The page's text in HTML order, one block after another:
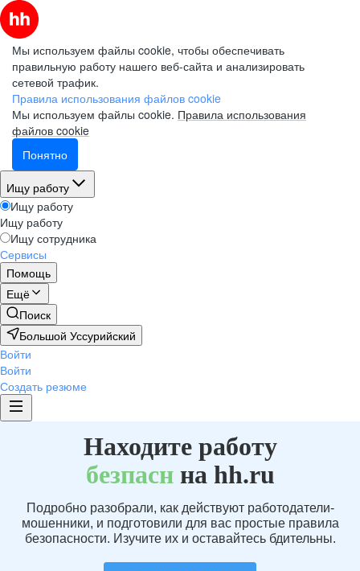
Мы используем файлы cookie, чтобы обеспечивать
правильную работу нашего веб-сайта и анализировать
сетевой трафик.
Правила использования файлов cookie
Мы используем файлы cookie. Правила использования
файлов cookie
Понятно
Ищу работу
Ищу работу
Ищу работу
Ищу сотрудника
Сервисы
Помощь
Ещё
Поиск
Большой Уссурийский
Войти
Войти
Создать резюме
Находите работу
безпаснна hh.ru
Подробно разобрали, как действуют работодатели-
мошенники, и подготовили для вас простые правила
безопасности. Изучите их и оставайтесь бдительны.